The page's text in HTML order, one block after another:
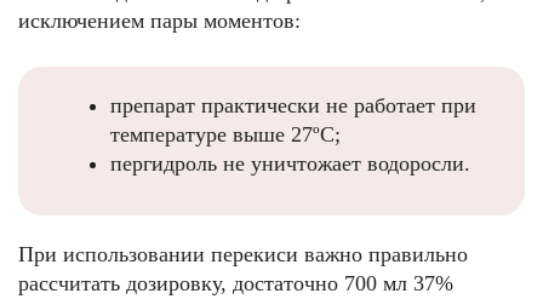
исключением пары моментов:
препарат практически не работает при
температуре выше 27ºС;
пергидроль не уничтожает водоросли.
При использовании перекиси важно правильно
рассчитать дозировку, достаточно 700 мл 37%